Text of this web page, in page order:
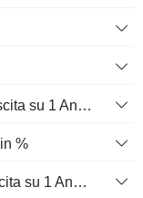
Utili da Operazioni Continue, Crescita su 1 Anno in %
%
Reddito Netto Normalizzato, Crescita su 1 Anno in %